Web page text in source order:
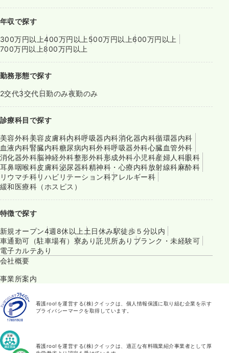
年収で探す
300万円以上400万円以上 500万円以上600万円以上
700万円以上800万円以上
勤務形態で探す
2交代3交代日勤のみ夜勤のみ
診療科目で探す
美容外科美容皮膚科内科呼吸器内科消化器内科循環器内科
血液内科腎臓内科糖尿病内科外科呼吸器外科心臓血管外科
消化器外科脳神経外科整形外科形成外科小児科産婦人科眼科
耳鼻咽喉科皮膚科泌尿器科精神科・心療内科放射線科麻酔科
リウマチ科リハビリテーション科アレルギー科
緩和医療科（ホスピス）
特徴で探す
新規オープン4週8休以上 土日休み駅徒歩５分以内
車通勤可（駐車場有） 寮あり託児所あり ブランク・未経験可
電子カルテあり
会社概要
事業所案内
看護roo!を運営する(株)クイックは、個人情報保護に取り組む企業を示す
プライバシーマークを取得しています。
看護roo!を運営する(株)クイックは、適正な有料職業紹介事業者として厚